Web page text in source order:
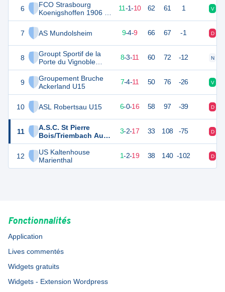
6
FCO Strasbourg
Koenigshoffen 1906 3
U15
7
AS Mundolsheim
8
Groupt Sportif de la
Porte du Vignoble
2009 U15
9
Groupement Bruche
Ackerland U15
10 ASL Robertsau U15
11
A.S.C. St Pierre
Bois/Triembach Au
Val
12
US Kaltenhouse
Marienthal
34 11-1-10 62 61 1 V
31 9-4-9 66 67 -1 D
27 8-3-11 60 72 -12 N
25 7-4-11 50 76 -26 V
18 6-0-16 58 97 -39 D
11 3-2-17 33 108 -75 D
1-2-19 38 140 -102 D
Fonctionnalités
Application
Lives commentés
Widgets gratuits
Widgets - Extension Wordpress